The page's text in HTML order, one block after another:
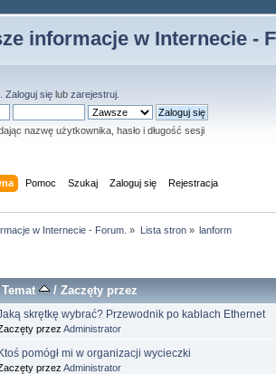
informacje w Internecie -
Zaloguj się lub zarejestruj
nazwę użytkownika, hasło i długość sesji
Pomoc Szukaj Zaloguj się Rejestracja
w Internecie - Forum. » Lista stron» lanform
Temat /Zaczęty przez
skrętkę wybrać? Przewodnik po kablach Ethernet
przez Administrator
pomógł mi w organizacji wycieczki
przez Administrator